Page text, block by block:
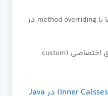
آموزش Java – مدیریت خطاها با method overriding در
آموزش Java – تعریف خطاهای اختصاصی (custom